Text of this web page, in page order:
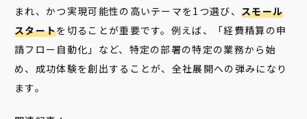
まれ、かつ実現可能性の高いテーマを1つ選び、スモール
スタートを切ることが重要です。例えば、「経費精算の申
請フロー自動化」など、特定の部署の特定の業務から始
め、成功体験を創出することが、全社展開への弾みになり
ます。